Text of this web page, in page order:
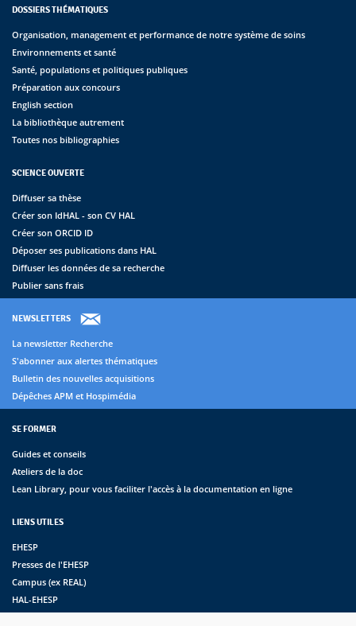
DOSSIERS THÉMATIQUES
Organisation, management et performance de notre système de soins
Environnements et santé
Santé, populations et politiques publiques
Préparation aux concours
English section
La bibliothèque autrement
Toutes nos bibliographies
SCIENCE OUVERTE
Diffuser sa thèse
Créer son IdHAL - son CV HAL
Créer son ORCID ID
Déposer ses publications dans HAL
Diffuser les données de sa recherche
Publier sans frais
NEWSLETTERS
La newsletter Recherche
S'abonner aux alertes thématiques
Bulletin des nouvelles acquisitions
Dépêches APM et Hospimédia
SE FORMER
Guides et conseils
Ateliers de la doc
Lean Library, pour vous faciliter l'accès à la documentation en ligne
LIENS UTILES
EHESP
Presses de l'EHESP
Campus (ex REAL)
HAL-EHESP